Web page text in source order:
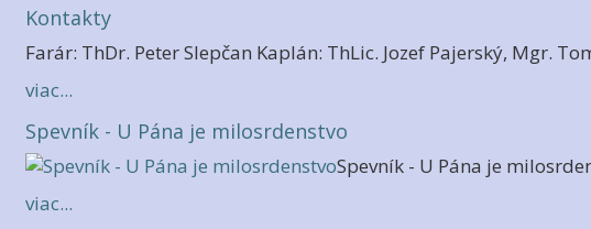
Kontakty
Farár: ThDr. Peter Slepčan Kaplán: ThLic. Jozef Pajerský, Mgr.
viac...
Spevník - U Pána je milosrdenstvo
Spevník - U Pána je
viac...